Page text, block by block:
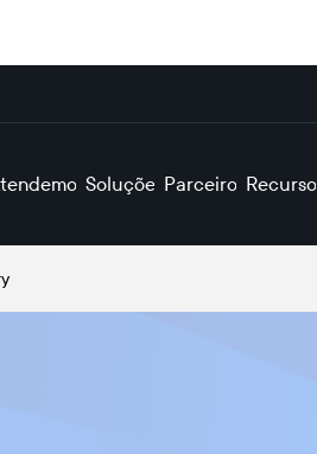
Soluções Parceiros Recursos